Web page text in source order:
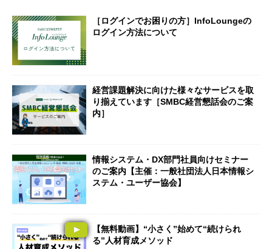
［ログインでお困りの方］InfoLoungeの
ログイン方法について
経営課題解決に向けた様々なサービスを取
り揃えています［SMBC経営懇話会のご案
内］
情報システム・DX部門社員向けセミナー
のご案内【主催：一般社団法人日本情報シ
ステム・ユーザー協会】
【無料動画】“小さく”始めて“続けられ
る”人材育成メソッド